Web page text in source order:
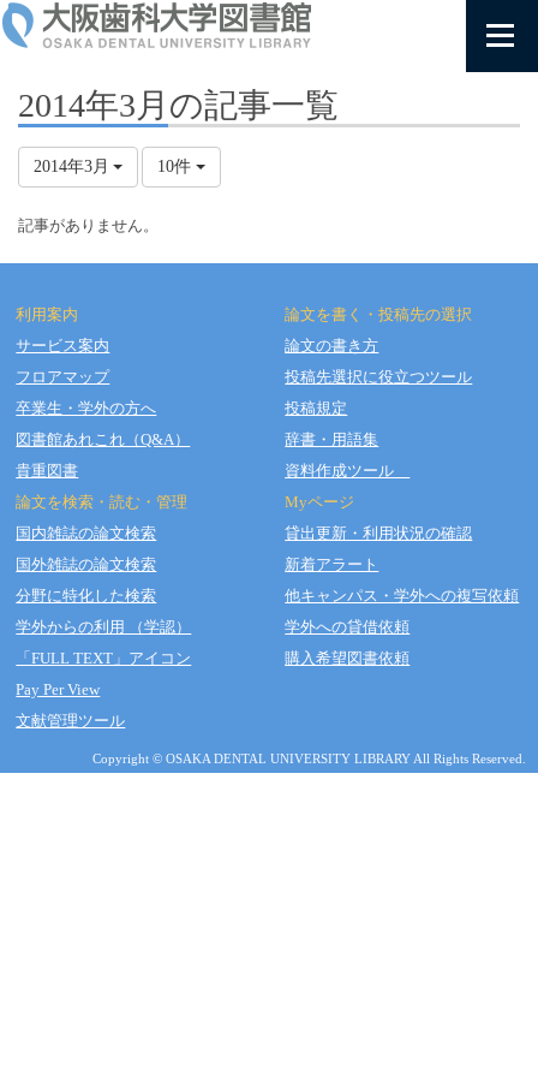
2014年3月の記事一覧
2014年3月 10件
記事がありません。
利用案内
サービス案内
フロアマップ
卒業生・学外の方へ
図書館あれこれ（Q&A）
貴重図書
論文を検索・読む・管理
国内雑誌の論文検索
国外雑誌の論文検索
分野に特化した検索
学外からの利用 （学認）
「FULL TEXT」アイコン
Pay Per View
文献管理ツール
論文を書く・投稿先の選択
論文の書き方
投稿先選択に役立つツール
投稿規定
辞書・用語集
資料作成ツール
Myページ
貸出更新・利用状況の確認
新着アラート
他キャンパス・学外への複写依頼
学外への貸借依頼
購入希望図書依頼
Copyright © OSAKA DENTAL UNIVERSITY LIBRARY All Rights Reserved.
Copyright © OSAKA DENTAL UNIVERSITY LIBRARY All Rights Reserved.